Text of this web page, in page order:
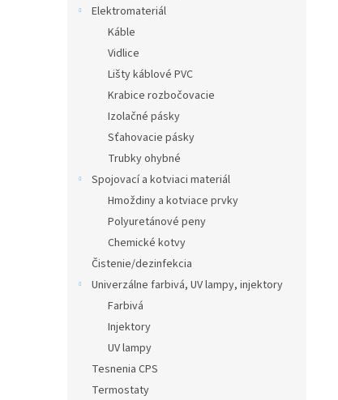
Elektromateriál
Káble
Vidlice
Lišty káblové PVC
Krabice rozbočovacie
Izolačné pásky
Sťahovacie pásky
Trubky ohybné
Spojovací a kotviaci materiál
Hmoždiny a kotviace prvky
Polyuretánové peny
Chemické kotvy
Čistenie/dezinfekcia
Univerzálne farbivá, UV lampy, injektory
Farbivá
Injektory
UV lampy
Tesnenia CPS
Termostaty